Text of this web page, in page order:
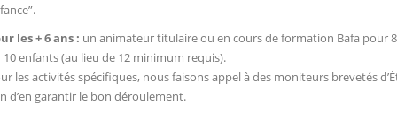
les + 6 ans : un animateur titulaire ou en cours de formation Bafa pour 8
10 enfants (au lieu de 12 minimum requis).
les activités spécifiques, nous faisons appel à des moniteurs brevetés
d’en garantir le bon déroulement.